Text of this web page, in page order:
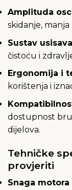
Amplituda
skidanje, manja
Sustav
čistoću i
Ergonomija i
korištenja i
dostupnost
dijelova.
Tehničke
provjeriti
Snaga motora